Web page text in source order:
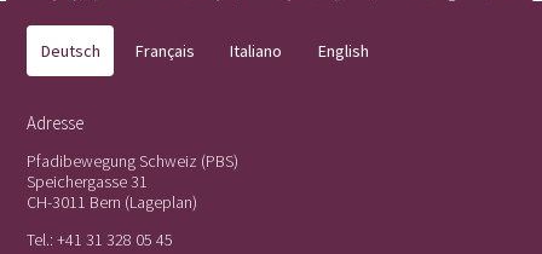
Deutsch Français Italiano English
Adresse
Pfadibewegung Schweiz (PBS)
Speichergasse 31
CH-3011 Bern (Lageplan)
Tel.:+41 31 328 05 45